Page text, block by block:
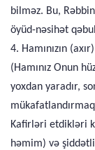
bilməz. Bu,
öyüd-nəsihət
4. Hamınızın
(Hamınız Onun
yoxdan yaradır,
Kafirləri etdikləri
həmim) və